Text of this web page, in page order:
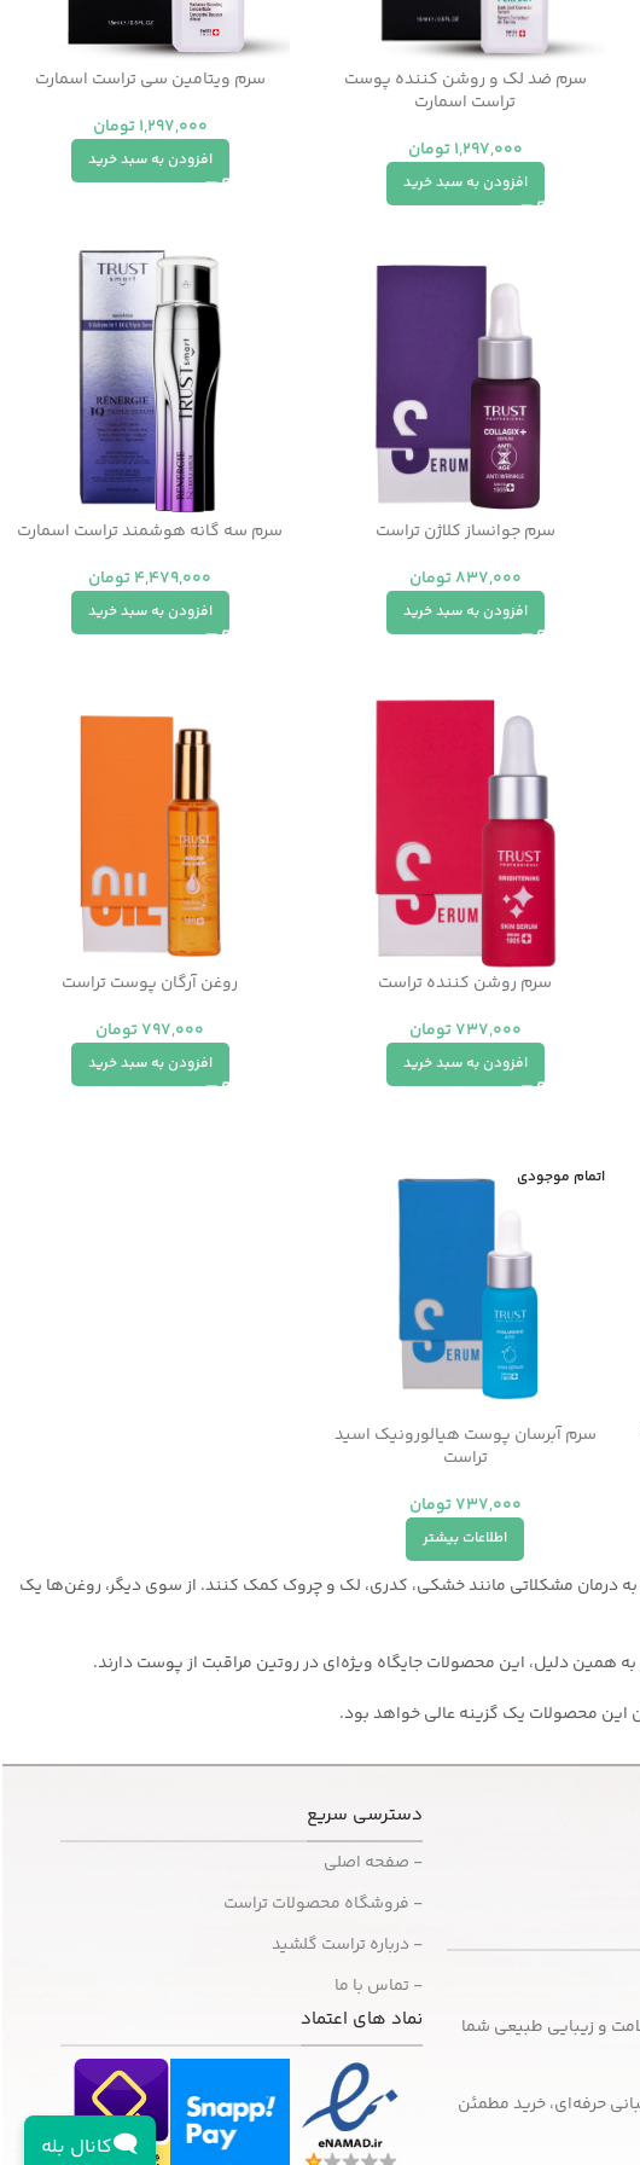
سرم ضد لک و روشن کننده پوست
تراست اسمارت
1,297,000تومان
افزودن به سبد خرید
سرم ویتامین سی تراست اسمارت
1,297,000تومان
افزودن به سبد خرید
سرم جوانساز کلاژن تراست
837,000تومان
افزودن به سبد خرید
سرم سه گانه هوشمند تراست اسمارت
4,479,000تومان
افزودن به سبد خرید
سرم روشن کننده تراست
737,000تومان
افزودن به سبد خرید
روغن آرگان پوست تراست
797,000تومان
افزودن به سبد خرید
اتمام موجودی
سرم آبرسان پوست هیالورونیک ‌اسید
تراست
737,000تومان
اطلاعات بیشتر
درمان مشکلاتی مانند خشکی، کدری، لک و چروک کمک کنند. از سوی دیگر، روغن‌ها یک
دلیل، این محصولات جایگاه ویژه‌ای در روتین مراقبت از پوست دارند.
این محصولات یک گزینه عالی خواهد بود.
و زیبایی طبیعی شما
حرفه‌ای، خرید مطمئن
🗨️کانال بله
دسترسی سریع
- صفحه اصلی
- فروشگاه محصولات تراست
- درباره تراست گلشید
- تماس با ما
نماد های اعتماد